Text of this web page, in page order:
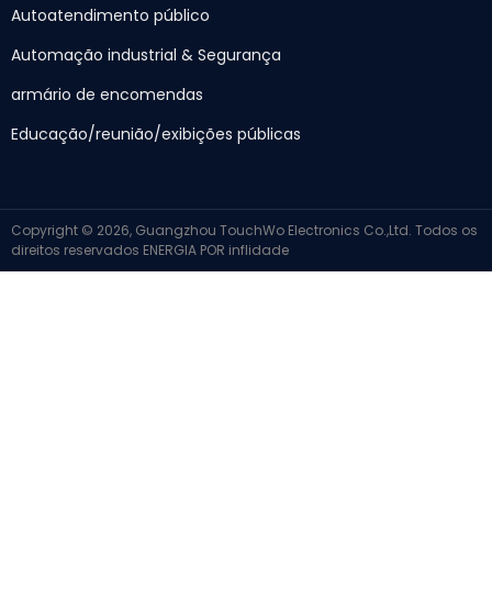
Autoatendimento público
Automação industrial & Segurança
armário de encomendas
Educação/reunião/exibições públicas
Copyright © 2026, Guangzhou TouchWo Electronics Co.,Ltd. Todos os
direitos reservados ENERGIA POR inflidade